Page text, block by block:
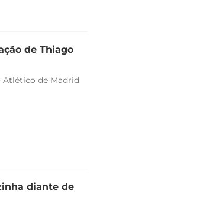
de Thiago
Atlético de Madrid
diante de